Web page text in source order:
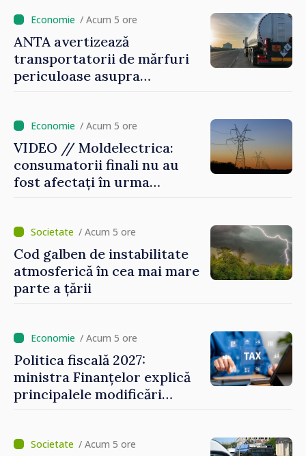
/ Acum 5 ore
ANTA avertizează
transportatorii de mărfuri
periculoase asupra
/ Acum 5 ore
VIDEO // Moldelectrica:
consumatorii finali nu au
fost afectați în urma
reparație vor fi efectuate în
regim prioritar
/ Acum 5 ore
Cod galben de instabilitate
atmosferică în cea mai mare
parte a țării
/ Acum 5 ore
Politica fiscală 2027:
ministra Finanțelor explică
principalele modificări
locale și rutiere
/ Acum 5 ore